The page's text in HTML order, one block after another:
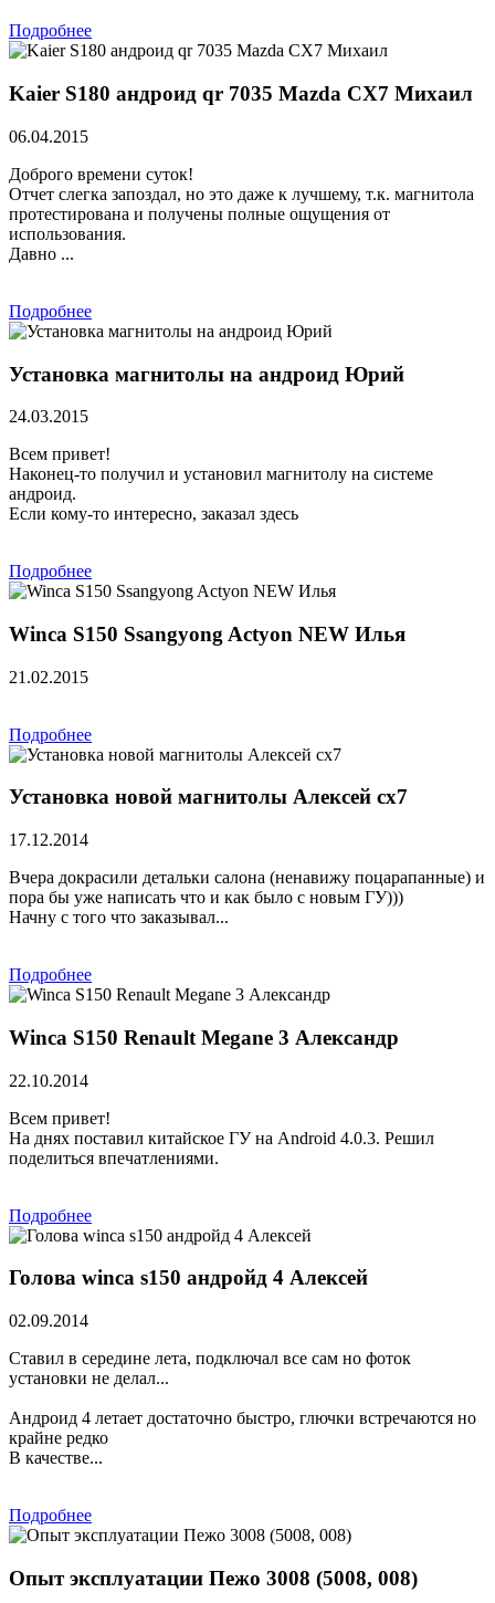
Подробнее
Kaier S180 андроид qr 7035 Mazda CX7 Михаил
06.04.2015
Доброго времени суток!
Отчет слегка запоздал, но это даже к лучшему, т.к. магнитола
протестирована и получены полные ощущения от
использования.
Давно ...
Подробнее
Установка магнитолы на андроид Юрий
24.03.2015
Всем привет!
Наконец-то получил и установил магнитолу на системе
андроид.
Если кому-то интересно, заказал здесь
Подробнее
Winca S150 Ssangyong Actyon NEW Илья
21.02.2015
Подробнее
Установка новой магнитолы Алексей сх7
17.12.2014
Вчера докрасили детальки салона (ненавижу поцарапанные) и
пора бы уже написать что и как было с новым ГУ)))
Начну с того что заказывал...
Подробнее
Winca S150 Renault Megane 3 Александр
22.10.2014
Всем привет!
На днях поставил китайское ГУ на Android 4.0.3. Решил
поделиться впечатлениями.
Подробнее
Голова winca s150 андройд 4 Алексей
02.09.2014
Ставил в середине лета, подключал все сам но фоток
установки не делал...
Андроид 4 летает достаточно быстро, глючки встречаются но
крайне редко
В качестве...
Подробнее
Опыт эксплуатации Пежо 3008 (5008, 008)